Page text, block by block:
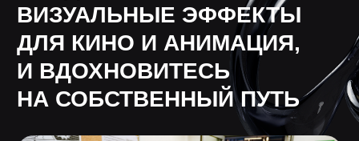
Блог
Сотрудничество
Политика конфиденциальности
Публичная оферта